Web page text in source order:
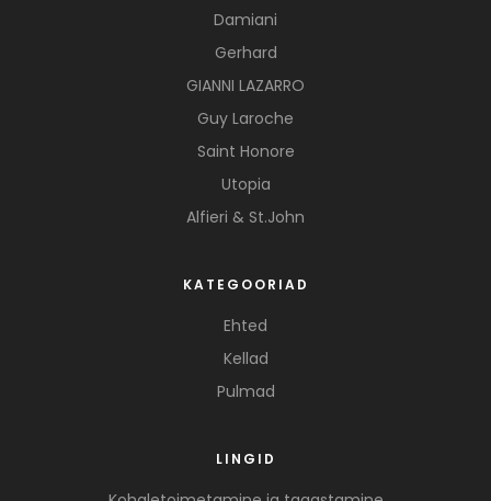
Damiani
Gerhard
GIANNI LAZARRO
Guy Laroche
Saint Honore
Utopia
Alfieri & St.John
KATEGOORIAD
Ehted
Kellad
Pulmad
LINGID